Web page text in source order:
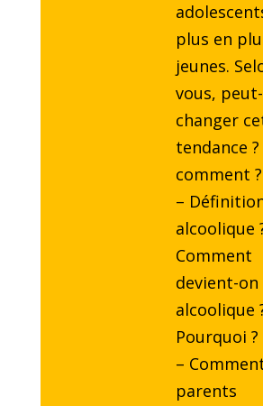
plus en
jeunes.
vous,
changer
tendance
comment ?
–
alcoolique
Comment
devient-on
alcoolique
Pourquoi ?
–
parents